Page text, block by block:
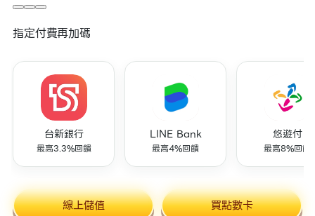
指定付費再加碼
台新銀行
最高3.3%回饋
LINE Bank
最高4%回饋
悠遊付
最高8%回饋
線上儲值 買點數卡